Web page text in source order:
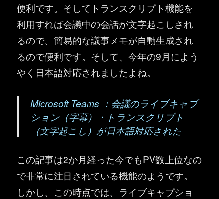
便利です。そしてトランスクリプト機能を
利用すれば会議中の会話が文字起こしされ
るので、簡易的な議事メモが自動生成され
るので便利です。そして、今年の9月によう
やく日本語対応されましたよね。
Microsoft Teams ：会議のライブキャプ
ション（字幕）・トランスクリプト
（文字起こし）が日本語対応された
この記事は2か月経った今でもPV数上位なの
で非常に注目されている機能のようです。
しかし、この時点では、ライブキャプショ